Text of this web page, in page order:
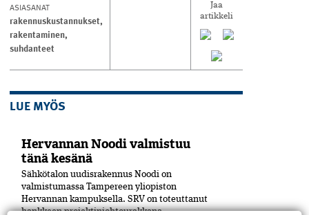
ASIASANAT
rakennuskustannukset,
rakentaminen,
suhdanteet
Jaa
artikkeli
LUE MYÖS
Hervannan Noodi valmistuu
tänä kesänä
Sähkötalon uudisrakennus Noodi on
valmistumassa Tampereen yliopiston
Hervannan kampuksella. SRV on toteuttanut
hankkeen projektinjohtourakkana